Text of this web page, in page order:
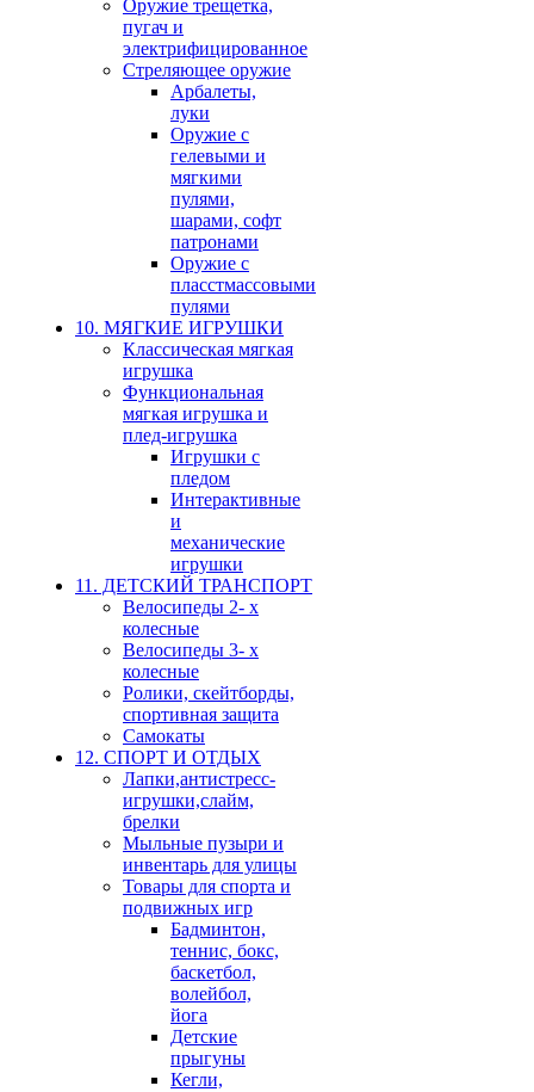
Оружие трещетка,
пугач и
электрифицированное
Стреляющее оружие
Арбалеты,
луки
Оружие с
гелевыми и
мягкими
пулями,
шарами, софт
патронами
Оружие с
пласстмассовыми
пулями
10. МЯГКИЕ ИГРУШКИ
Классическая мягкая
игрушка
Функциональная
мягкая игрушка и
плед-игрушка
Игрушки с
пледом
Интерактивные
и
механические
игрушки
11. ДЕТСКИЙ ТРАНСПОРТ
Велосипеды 2- х
колесные
Велосипеды 3- х
колесные
Ролики, скейтборды,
спортивная защита
Самокаты
12. СПОРТ И ОТДЫХ
Лапки,антистресс-
игрушки,слайм,
брелки
Мыльные пузыри и
инвентарь для улицы
Товары для спорта и
подвижных игр
Бадминтон,
теннис, бокс,
баскетбол,
волейбол,
йога
Детские
прыгуны
Кегли,